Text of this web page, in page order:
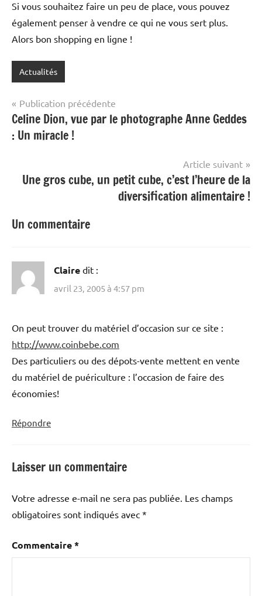
Si vous souhaitez faire un peu de place, vous pouvez
également penser à vendre ce qui ne vous sert plus.
Alors bon shopping en ligne !
Actualités
Navigation
de
l’article
Publication précédente
Celine Dion, vue par le photographe Anne Geddes
: Un miracle !
Article suivant
Une gros cube, un petit cube, c’est l’heure de la
diversification alimentaire !
Un commentaire
Claire dit :
avril 23, 2005 à 4:57 pm
On peut trouver du matériel d’occasion sur ce site :
http://www.coinbebe.com
Des particuliers ou des dépots-vente mettent en vente
du matériel de puériculture : l’occasion de faire des
économies!
Répondre
Laisser un commentaire
Votre adresse e-mail ne sera pas publiée. Les champs
obligatoires sont indiqués avec *
Commentaire*